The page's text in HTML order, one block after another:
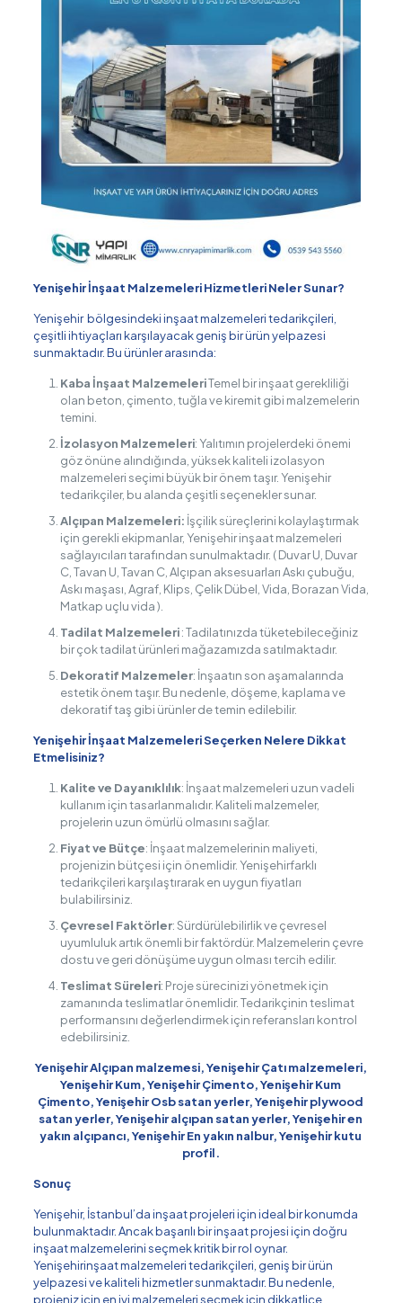
Yenişehir İnşaat Malzemeleri Hizmetleri Neler Sunar?
Yenişehir bölgesindeki inşaat malzemeleri tedarikçileri,
çeşitli ihtiyaçları karşılayacak geniş bir ürün yelpazesi
sunmaktadır. Bu ürünler arasında:
Kaba İnşaat MalzemeleriTemel bir inşaat gerekliliği
olan beton, çimento, tuğla ve kiremit gibi malzemelerin
temini.
İzolasyon Malzemeleri: Yalıtımın projelerdeki önemi
göz önüne alındığında, yüksek kaliteli izolasyon
malzemeleri seçimi büyük bir önem taşır. Yenişehir
tedarikçiler, bu alanda çeşitli seçenekler sunar.
Alçıpan Malzemeleri: İşçilik süreçlerini kolaylaştırmak
için gerekli ekipmanlar, Yenişehir inşaat malzemeleri
sağlayıcıları tarafından sunulmaktadır. ( Duvar U, Duvar
C, Tavan U, Tavan C, Alçıpan aksesuarları Askı çubuğu,
Askı maşası, Agraf, Klips, Çelik Dübel, Vida, Borazan Vida,
Matkap uçlu vida ).
Tadilat Malzemeleri: Tadilatınızda tüketebileceğiniz
bir çok tadilat ürünleri mağazamızda satılmaktadır.
Dekoratif Malzemeler: İnşaatın son aşamalarında
estetik önem taşır. Bu nedenle, döşeme, kaplama ve
dekoratif taş gibi ürünler de temin edilebilir.
Yenişehir İnşaat Malzemeleri Seçerken Nelere Dikkat
Etmelisiniz?
Kalite ve Dayanıklılık: İnşaat malzemeleri uzun vadeli
kullanım için tasarlanmalıdır. Kaliteli malzemeler,
projelerin uzun ömürlü olmasını sağlar.
Fiyat ve Bütçe: İnşaat malzemelerinin maliyeti,
projenizin bütçesi için önemlidir. Yenişehirfarklı
tedarikçileri karşılaştırarak en uygun fiyatları
bulabilirsiniz.
Çevresel Faktörler: Sürdürülebilirlik ve çevresel
uyumluluk artık önemli bir faktördür. Malzemelerin çevre
dostu ve geri dönüşüme uygun olması tercih edilir.
Teslimat Süreleri: Proje sürecinizi yönetmek için
zamanında teslimatlar önemlidir. Tedarikçinin teslimat
performansını değerlendirmek için referansları kontrol
edebilirsiniz.
Yenişehir Alçıpan malzemesi, Yenişehir Çatı malzemeleri,
Yenişehir Kum, Yenişehir Çimento, Yenişehir Kum
Çimento, Yenişehir Osb satan yerler, Yenişehir plywood
satan yerler, Yenişehir alçıpan satan yerler, Yenişehir en
yakın alçıpancı, Yenişehir En yakın nalbur, Yenişehir kutu
profil.
Sonuç
Yenişehir, İstanbul’da inşaat projeleri için ideal bir konumda
bulunmaktadır. Ancak başarılı bir inşaat projesi için doğru
inşaat malzemelerini seçmek kritik bir rol oynar.
Yenişehirinşaat malzemeleri tedarikçileri, geniş bir ürün
yelpazesi ve kaliteli hizmetler sunmaktadır. Bu nedenle,
projeniz için en iyi malzemeleri seçmek için dikkatlice